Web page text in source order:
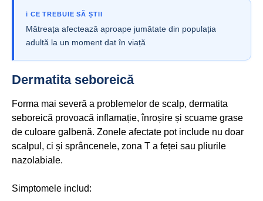
ℹ️ CE TREBUIE SĂ ȘTII
Mătreața afectează aproape jumătate din populația
adultă la un moment dat în viață
Dermatita seboreică
Forma mai severă a problemelor de scalp, dermatita
seboreică provoacă inflamație, înroșire și scuame grase
de culoare galbenă. Zonele afectate pot include nu doar
scalpul, ci și sprâncenele, zona T a feței sau pliurile
nazolabiale.
Simptomele includ: